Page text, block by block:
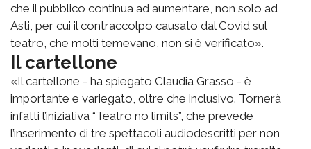
che il pubblico continua ad aumentare, non solo ad
Asti, per cui il contraccolpo causato dal Covid sul
teatro, che molti temevano, non si è verificato».
Il cartellone
«Il cartellone - ha spiegato Claudia Grasso - è
importante e variegato, oltre che inclusivo. Tornerà
infatti l’iniziativa “Teatro no limits”, che prevede
l’inserimento di tre spettacoli audiodescritti per non